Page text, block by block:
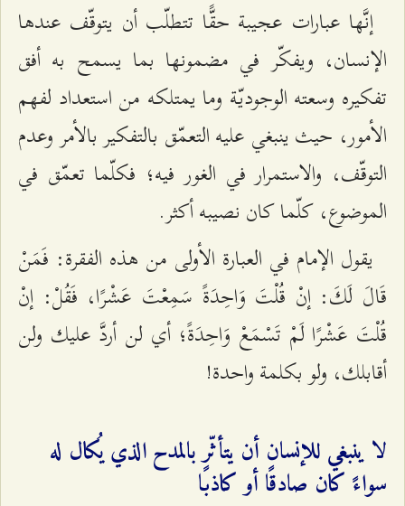
إنَّها عبارات عجيبة حقًّا تتطلّب أن يتوقّف عندها
الإنسان، ويفكّر في مضمونها بما يسمح به أفق
تفكيره وسعته الوجوديّة وما يمتلكه من استعداد لفهم
الأمور، حيث ينبغي عليه التعمّق بالتفكير بالأمر وعدم
التوقّف، والاستمرار في الغور فيه؛ فكلّما تعمّق في
الموضوع، كلّما كان نصيبه أكثر.
يقول الإمام في العبارة الأولى من هذه الفقرة: فَمَنْ
قَالَ لَكَ: إنْ قُلْتَ وَاحِدَةً سَمِعْتَ عَشْرًا، فَقُلْ: إنْ
قُلْتَ عَشْرًا لَمْ تَسْمَعْ وَاحِدَةً؛ أي لن أردَّ عليك ولن
أقابلك، ولو بكلمة واحدة!
لا ينبغي للإنسان أن يتأثّر بالمدح الذي يُكال له
سواءً كان صادقًا أو كاذبًا